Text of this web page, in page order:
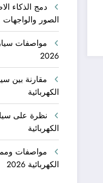
دمج الذكاء
الصور والواجهات
2026
الكهربائية
الكهربائية
الكهربائية 2026